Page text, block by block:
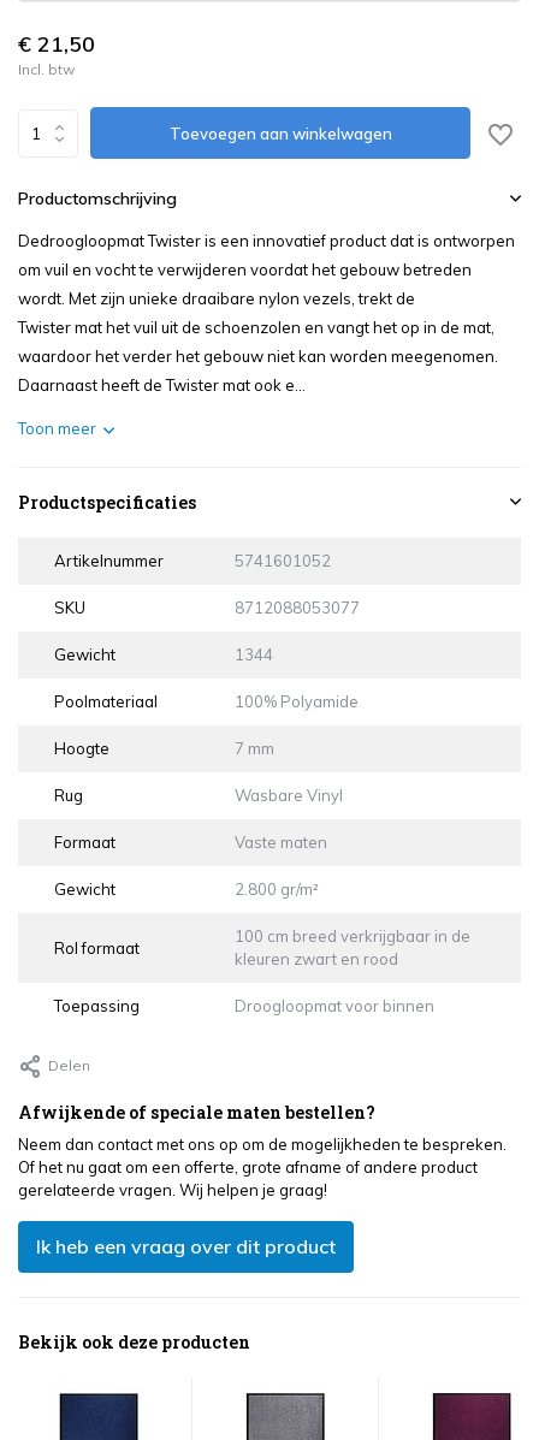
€ 21,50
Incl. btw
Toevoegen aan winkelwagen
Productomschrijving
Dedroogloopmat Twister is een innovatief product dat is ontworpen
om vuil en vocht te verwijderen voordat het gebouw betreden
wordt. Met zijn unieke draaibare nylon vezels, trekt de
Twister mat het vuil uit de schoenzolen en vangt het op in de mat,
waardoor het verder het gebouw niet kan worden meegenomen.
Daarnaast heeft de Twister mat ook e...
Toon meer
Productspecificaties
Artikelnummer 5741601052
SKU 8712088053077
Gewicht 1344
Poolmateriaal 100% Polyamide
Hoogte 7 mm
Rug Wasbare Vinyl
Formaat Vaste maten
Gewicht 2.800 gr/m²
Rol formaat
100 cm breed verkrijgbaar in de
kleuren zwart en rood
Toepassing Droogloopmat voor binnen
Delen
Afwijkende of speciale maten bestellen?
Neem dan contact met ons op om de mogelijkheden te bespreken.
Of het nu gaat om een offerte, grote afname of andere product
gerelateerde vragen. Wij helpen je graag!
Ik heb een vraag over dit product
Bekijk ook deze producten